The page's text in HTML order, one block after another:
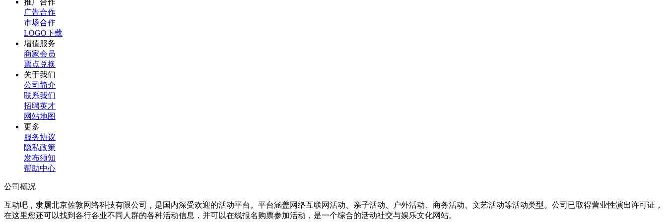
推广合作
广告合作
市场合作
LOGO下载
增值服务
商家会员
票点兑换
关于我们
公司简介
联系我们
招聘英才
网站地图
更多
服务协议
隐私政策
发布须知
帮助中心
公司概况
互动吧，隶属北京佐敦网络科技有限公司，是国内深受欢迎的活动平台。平台涵盖网络互联网活动、亲子活动、户外活动、商务活动、文艺活动等活动类型。公司已取得营业性演出许可证，
在这里您还可以找到各行各业不同人群的各种活动信息，并可以在线报名购票参加活动，是一个综合的活动社交与娱乐文化网站。